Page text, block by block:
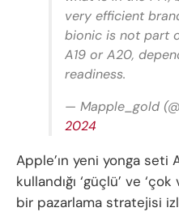
very efficient
bionic is not part
A19 or A20,
readiness.
— Mapple_gold
2024
Apple’ın yeni yonga seti
kullandığı ‘güçlü’ ve
bir pazarlama stratejisi